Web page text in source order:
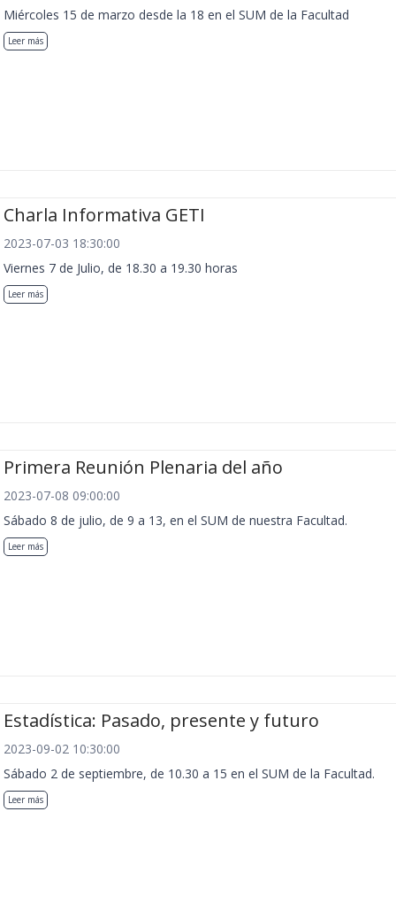
Miércoles 15 de marzo desde la 18 en el SUM de la Facultad
Leer más
Charla Informativa GETI
2023-07-03 18:30:00
Viernes 7 de Julio, de 18.30 a 19.30 horas
Leer más
Primera Reunión Plenaria del año
2023-07-08 09:00:00
Sábado 8 de julio, de 9 a 13, en el SUM de nuestra Facultad.
Leer más
Estadística: Pasado, presente y futuro
2023-09-02 10:30:00
Sábado 2 de septiembre, de 10.30 a 15 en el SUM de la Facultad.
Leer más